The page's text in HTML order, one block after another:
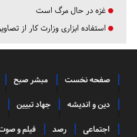
غزه در حال مرگ است
استفاده ابزاری وزارت کار از
صفحه نخست مبشر صبح
دین و اندیشه جهاد تبیین
اجتماعی رصد فیلم و